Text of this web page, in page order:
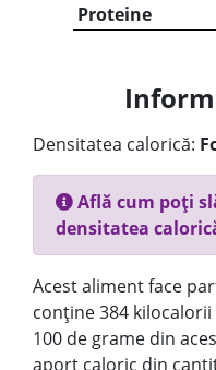
Proteine
Densitatea calorică:
Află cum poți
densitatea
Acest aliment face
conține 384
100 de grame din
aport caloric din